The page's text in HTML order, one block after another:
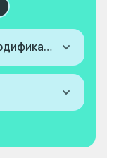
Модификация